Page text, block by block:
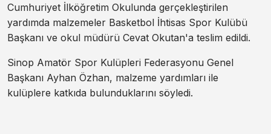
Cumhuriyet İlköğretim Okulunda gerçekleştirilen
yardımda malzemeler Basketbol İhtisas Spor Kulübü
Başkanı ve okul müdürü Cevat Okutan'a teslim edildi.
Sinop Amatör Spor Kulüpleri Federasyonu Genel
Başkanı Ayhan Özhan, malzeme yardımları ile
kulüplere katkıda bulunduklarını söyledi.